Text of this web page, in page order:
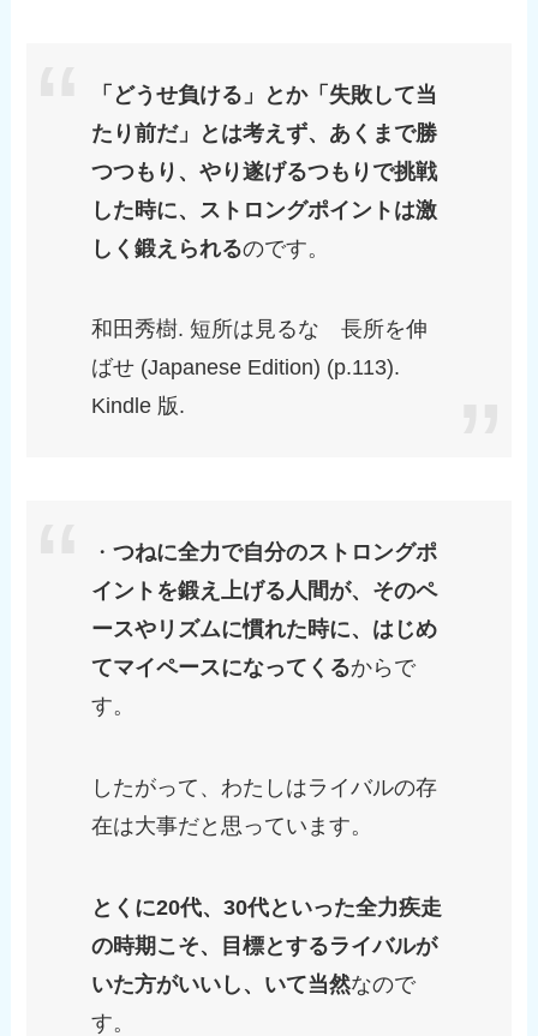
「どうせ負ける」とか「失敗して当
たり前だ」とは考えず、あくまで勝
つつもり、やり遂げるつもりで挑戦
した時に、ストロングポイントは激
しく鍛えられるのです。
和田秀樹. 短所は見るな 長所を伸
ばせ (Japanese Edition) (p.113).
Kindle 版.
・つねに全力で自分のストロングポ
イントを鍛え上げる人間が、そのペ
ースやリズムに慣れた時に、はじめ
てマイペースになってくるからで
す。
したがって、わたしはライバルの存
在は大事だと思っています。
とくに20代、30代といった全力疾走
の時期こそ、目標とするライバルが
いた方がいいし、いて当然なので
す。